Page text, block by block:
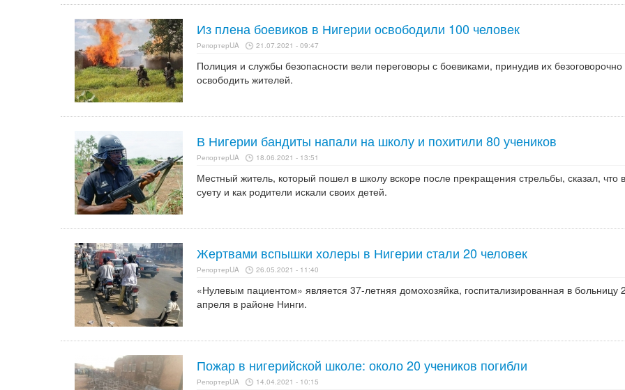
Из плена боевиков в Нигерии освободили 100 человек
РепортерUA 21.07.2021 - 09:47
Полиция и службы безопасности вели переговоры с боевиками, принудив их безоговорочно
освободить жителей.
В Нигерии бандиты напали на школу и похитили 80 учеников
РепортерUA 18.06.2021 - 13:51
Местный житель, который пошел в школу вскоре после прекращения стрельбы, сказал, что
суету и как родители искали своих детей.
Жертвами вспышки холеры в Нигерии стали 20 человек
РепортерUA 26.05.2021 - 11:40
«Нулевым пациентом» является 37-летняя домохозяйка, госпитализированная в больницу
апреля в районе Нинги.
Пожар в нигерийской школе: около 20 учеников погибли
РепортерUA 14.04.2021 - 10:15